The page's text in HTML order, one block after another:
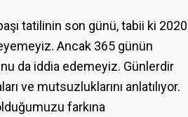
tatilinin son günü, tabii ki 2020
Ancak 365 günün
da iddia edemeyiz. Günlerdir
ve mutsuzluklarını anlatılıyor.
farkına